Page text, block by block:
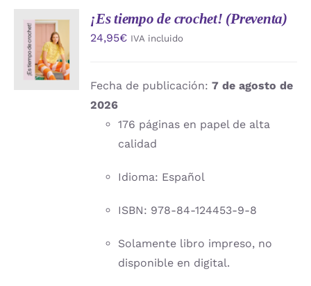
AÑADIR
AL
CARRITO
/
DETALLES
¡Es tiempo de crochet! (Preventa)
24,95€ IVA incluido
Fecha de publicación:7 de agosto de
2026
176 páginas en papel de alta
calidad
Idioma: Español
ISBN: 978-84-124453-9-8
Solamente libro impreso, no
disponible en digital.